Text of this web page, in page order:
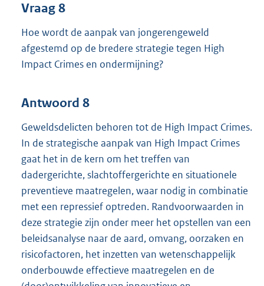
Vraag 8
Hoe wordt de aanpak van jongerengeweld
afgestemd op de bredere strategie tegen High
Impact Crimes en ondermijning?
Antwoord 8
Geweldsdelicten behoren tot de High Impact Crimes.
In de strategische aanpak van High Impact Crimes
gaat het in de kern om het treffen van
dadergerichte, slachtoffergerichte en situationele
preventieve maatregelen, waar nodig in combinatie
met een repressief optreden. Randvoorwaarden in
deze strategie zijn onder meer het opstellen van een
beleidsanalyse naar de aard, omvang, oorzaken en
risicofactoren, het inzetten van wetenschappelijk
onderbouwde effectieve maatregelen en de